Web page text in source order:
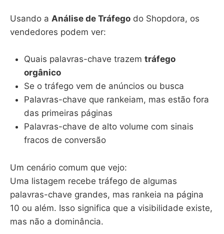
Usando a Análise de Tráfego do Shopdora, os
vendedores podem ver:
Quais palavras-chave trazem tráfego
orgânico
Se o tráfego vem de anúncios ou busca
Palavras-chave que rankeiam, mas estão fora
das primeiras páginas
Palavras-chave de alto volume com sinais
fracos de conversão
Um cenário comum que vejo:
Uma listagem recebe tráfego de algumas
palavras-chave grandes, mas rankeia na página
10 ou além. Isso significa que a visibilidade existe,
mas não a dominância.